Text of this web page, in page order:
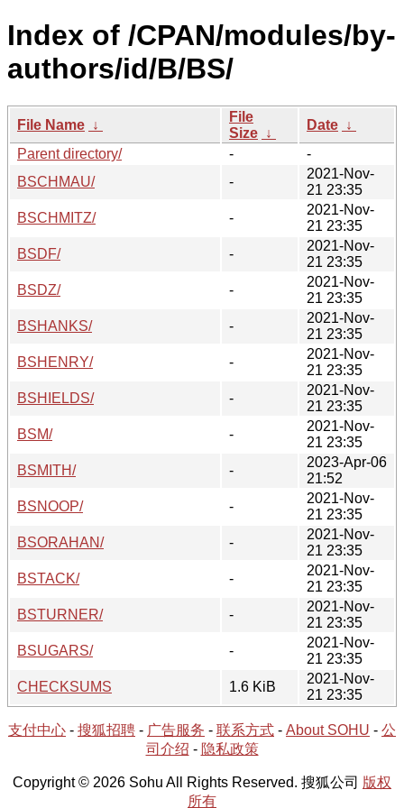
Index of /CPAN/modules/by-
authors/id/B/BS/
File Name ↓
File
Size ↓
Date ↓
Parent directory/
-
-
BSCHMAU/
-
2021-Nov-
21 23:35
BSCHMITZ/
-
2021-Nov-
21 23:35
BSDF/
-
2021-Nov-
21 23:35
BSDZ/
-
2021-Nov-
21 23:35
BSHANKS/
-
2021-Nov-
21 23:35
BSHENRY/
-
2021-Nov-
21 23:35
BSHIELDS/
-
2021-Nov-
21 23:35
BSM/
-
2021-Nov-
21 23:35
BSMITH/
-
2023-Apr-06
21:52
BSNOOP/
-
2021-Nov-
21 23:35
BSORAHAN/
-
2021-Nov-
21 23:35
BSTACK/
-
2021-Nov-
21 23:35
BSTURNER/
-
2021-Nov-
21 23:35
BSUGARS/
-
2021-Nov-
21 23:35
CHECKSUMS
1.6 KiB
2021-Nov-
21 23:35
支付中心 - 搜狐招聘 - 广告服务 - 联系方式 - About SOHU - 公
司介绍 - 隐私政策
Copyright © 2026 Sohu All Rights Reserved. 搜狐公司 版权
所有